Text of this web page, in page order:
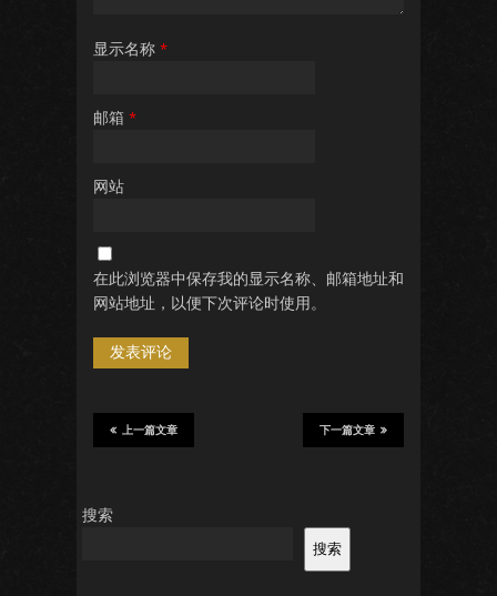
显示名称 *
邮箱 *
网站
在此浏览器中保存我的显示名称、邮箱地址和
网站地址，以便下次评论时使用。
下一篇文章
上一篇文章
搜索
搜索